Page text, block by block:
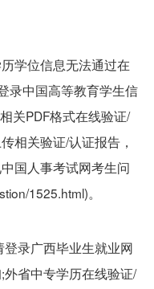
学位信息无法通过在
录中国高等教育学生信
关PDF格式在线验证/
相关验证/认证报告，
国人事考试网考生问
1525.html)。
录广西毕业生就业网
省中专学历在线验证/